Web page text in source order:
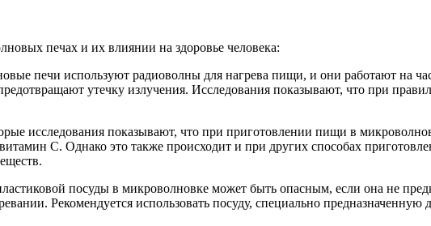
печах и их влиянии на здоровье человека:
печи используют радиоволны для нагрева пищи, и они работают на
утечку излучения. Исследования показывают, что при
исследования показывают, что при приготовлении пищи в
C. Однако это также происходит и при других способах
посуды в микроволновке может быть опасным, если она не
Рекомендуется использовать посуду, специально